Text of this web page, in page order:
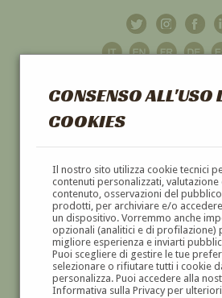
CONSENSO ALL'USO
COOKIES
Il nostro sito utilizza cookie tecnici
contenuti personalizzati, valutazione
contenuto, osservazioni del
prodotti, per archiviare e/o
un dispositivo. Vorremmo anche
opzionali (analitici e di profilazione)
migliore esperienza e inviarti
Puoi scegliere di gestire le tue
selezionare o rifiutare tutti i cookie
personalizza. Puoi accedere alla
Informativa sulla Privacy per
GALLERIAD'ARTE
DIPINTI E SCULTURE